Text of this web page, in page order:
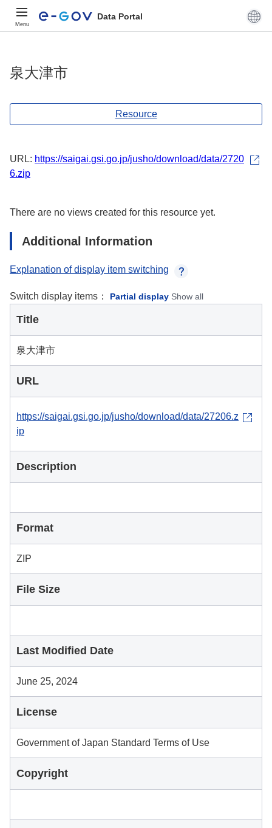
Menu
Data Portal
泉大津市
Resource
URL: https://saigai.gsi.go.jp/jusho/download/data/2720
6.zip
There are no views created for this resource yet.
Additional Information
Explanation of display item switching
Switch display items： Partial display Show all
Title
泉大津市
URL
https://saigai.gsi.go.jp/jusho/download/data/27206.z
ip
Description
Format
ZIP
File Size
Last Modified Date
June 25, 2024
License
Government of Japan Standard Terms of Use
Copyright